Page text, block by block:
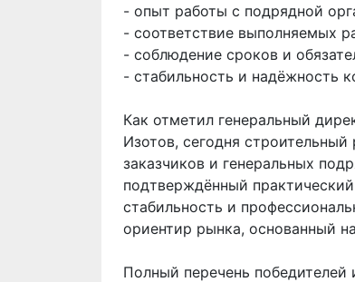
- опыт работы с подрядной
- соответствие выполняемых
- соблюдение сроков и
- стабильность и надёжность
Как отметил генеральный
Изотов, сегодня
заказчиков и генеральных
подтверждённый
стабильность и
ориентир рынка, основанный
Полный перечень победителей